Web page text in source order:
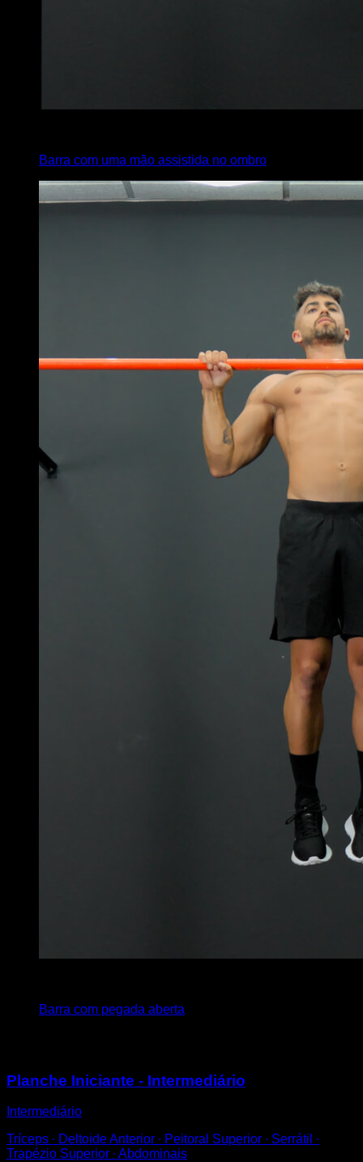
Barra com uma mão assistida no ombro
Barra com pegada aberta
Planche Iniciante - Intermediário
Intermediário
Tríceps ∙ Deltoide Anterior ∙ Peitoral Superior ∙ Serrátil ∙
Trapézio Superior ∙ Abdominais